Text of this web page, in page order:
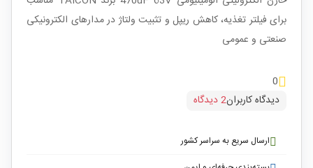
برای فیلتر تغذیه، کاهش ریپل و تثبیت ولتاژ در مدارهای الکترونیکی
صنعتی و عمومی
0
دیدگاه کاربران2 دیدگاه
ارسال سریع به سراسر کشور